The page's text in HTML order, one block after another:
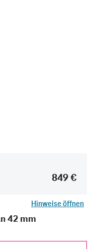
849 €
Hinweise öffnen
42 mm